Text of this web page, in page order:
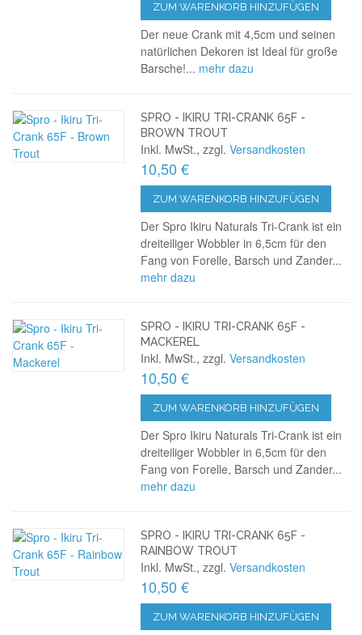
ZUM WARENKORB HINZUFÜGEN
Der neue Crank mit 4,5cm und seinen
natürlichen Dekoren ist Ideal für große
Barsche!... mehr dazu
SPRO - IKIRU TRI-CRANK 65F -
BROWN TROUT
Inkl. MwSt., zzgl.Versandkosten
10,50 €
ZUM WARENKORB HINZUFÜGEN
Der Spro Ikiru Naturals Tri-Crank ist ein
dreiteiliger Wobbler in 6,5cm für den
Fang von Forelle, Barsch und Zander...
mehr dazu
SPRO - IKIRU TRI-CRANK 65F -
MACKEREL
Inkl. MwSt., zzgl.Versandkosten
10,50 €
ZUM WARENKORB HINZUFÜGEN
Der Spro Ikiru Naturals Tri-Crank ist ein
dreiteiliger Wobbler in 6,5cm für den
Fang von Forelle, Barsch und Zander...
mehr dazu
SPRO - IKIRU TRI-CRANK 65F -
RAINBOW TROUT
Inkl. MwSt., zzgl.Versandkosten
10,50 €
ZUM WARENKORB HINZUFÜGEN